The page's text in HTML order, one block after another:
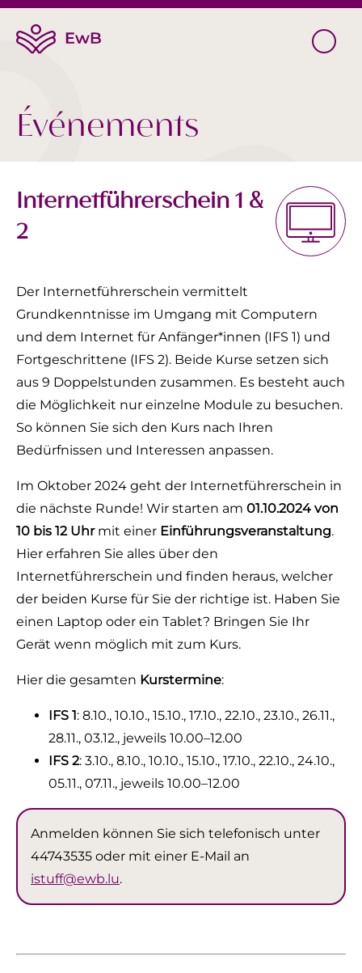
Événements
Internetführerschein 1 &
2
Der Internetführerschein vermittelt
Grundkenntnisse im Umgang mit Computern
und dem Internet für Anfänger*innen (IFS 1) und
Fortgeschrittene (IFS 2). Beide Kurse setzen sich
aus 9 Doppelstunden zusammen. Es besteht auch
die Möglichkeit nur einzelne Module zu besuchen.
So können Sie sich den Kurs nach Ihren
Bedürfnissen und Interessen anpassen.
Im Oktober 2024 geht der Internetführerschein in
die nächste Runde! Wir starten am 01.10.2024 von
10 bis 12 Uhr mit einer Einführungsveranstaltung.
Hier erfahren Sie alles über den
Internetführerschein und finden heraus, welcher
der beiden Kurse für Sie der richtige ist. Haben Sie
einen Laptop oder ein Tablet? Bringen Sie Ihr
Gerät wenn möglich mit zum Kurs.
Hier die gesamten Kurstermine:
IFS 1: 8.10., 10.10., 15.10., 17.10., 22.10., 23.10., 26.11.,
28.11., 03.12., jeweils 10.00–12.00
IFS 2: 3.10., 8.10., 10.10., 15.10., 17.10., 22.10., 24.10.,
05.11., 07.11., jeweils 10.00–12.00
Anmelden können Sie sich telefonisch unter
44743535 oder mit einer E-Mail an
istuff@ewb.lu.